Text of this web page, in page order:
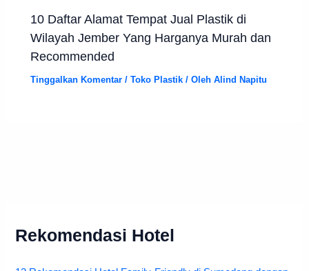
10 Daftar Alamat Tempat Jual Plastik di
Wilayah Jember Yang Harganya Murah dan
Recommended
Tinggalkan Komentar /Toko Plastik / OlehAlind Napitu
Rekomendasi Hotel